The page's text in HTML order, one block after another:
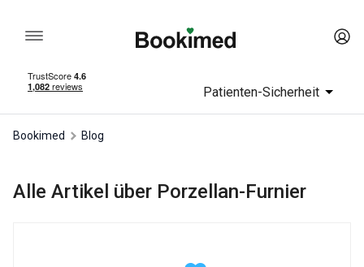
Patienten-Sicherheit
Bookimed Blog
Alle Artikel über Porzellan-Furnier